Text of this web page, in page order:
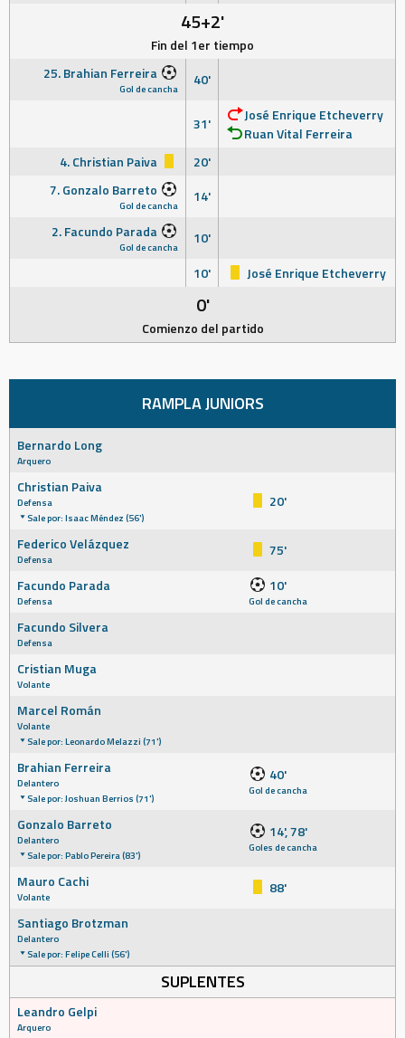
45+2'
Fin del 1er tiempo
25. Brahian Ferreira
Gol de cancha 40'
31'
José Enrique Etcheverry
Ruan Vital Ferreira
4. Christian Paiva
20'
7. Gonzalo Barreto
Gol de cancha
14'
2. Facundo Parada
Gol de cancha
10'
10'
José Enrique Etcheverry
0'
Comienzo del partido
RAMPLA JUNIORS
Bernardo Long
Arquero
Christian Paiva
Defensa
Sale por: Isaac Méndez (56')
20'
Federico Velázquez
Defensa
75'
Facundo Parada
Defensa
10'
Gol de cancha
Facundo Silvera
Defensa
Cristian Muga
Volante
Marcel Román
Volante
Sale por: Leonardo Melazzi (71')
Brahian Ferreira
Delantero
Sale por: Joshuan Berrios (71')
40'
Gol de cancha
Gonzalo Barreto
Delantero
Sale por: Pablo Pereira (83')
14', 78'
Goles de cancha
Mauro Cachi
Volante
88'
Santiago Brotzman
Delantero
Sale por: Felipe Celli (56')
SUPLENTES
Leandro Gelpi
Arquero